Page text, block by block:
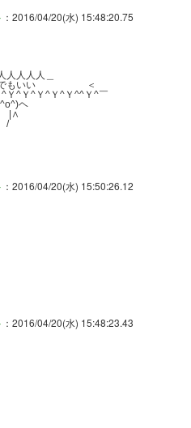
：2016/04/20(水) 15:48:20.75
人人＿
いい ＜
^Ｙ^Ｙ^Ｙ^^Ｙ^￣
：2016/04/20(水) 15:50:26.12
：2016/04/20(水) 15:48:23.43